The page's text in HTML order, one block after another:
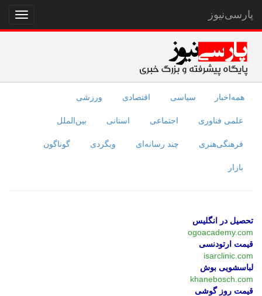
نمایش
منو
پارسی‌نیوز
همه‌اخبار سیاسی اقتصادی ورزشی
علمی فناوری اجتماعی استانی بین‌الملل
فرهنگی‌هنری چند رسانه‌ای وبگردی گوناگون
بازار
تحصیل در انگلیس
ogoacademy.com
قیمت ارتودنسی
isarclinic.com
لباسشویی بوش
khanebosch.com
قیمت روز گوشی